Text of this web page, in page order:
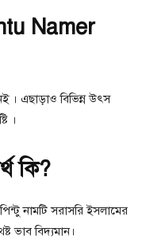
Namer
। এছাড়াও বিভিন্ন উৎস
।
কি?
নামটি সরাসরি ইসলামের
ভাব বিদ্যমান।